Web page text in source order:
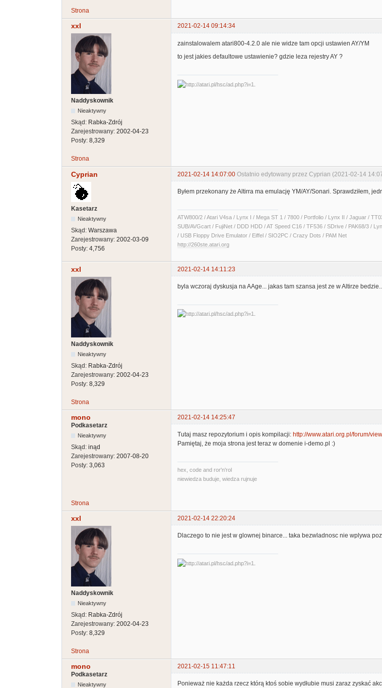
Strona
xxl 2021-02-14 09:14:34
Naddyskownik
Nieaktywny
Skąd: Rabka-Zdrój
Zarejestrowany: 2002-04-23
Posty: 8,329
zainstalowalem atari800-4.2.0 ale nie widze tam opcji ustawien AY/YM
to jest jakies defaultowe ustawienie? gdzie leza rejestry AY ?
Strona
Cyprian 2021-02-14 14:07:00 Ostatnio edytowany przez Cyprian (2021-02-14
Kasetarz
Nieaktywny
Skąd: Warszawa
Zarejestrowany: 2002-03-09
Posty: 4,756
Byłem przekonany że Altirra ma emulację YM/AY/Sonari. Sprawdziłem,
ATW800/2 / Atari V4sa / Lynx I / Mega ST 1 / 7800 / Portfolio / Lynx II / Jaguar /
SUB/AVGcart / FujiNet / DDD HDD / AT Speed C16 / TF536 / SDrive / PAK68/3 /
/ USB Floppy Drive Emulator / Eiffel / SIO2PC / Crazy Dots / PAM Net
http://260ste.atari.org
xxl 2021-02-14 14:11:23
Naddyskownik
Nieaktywny
Skąd: Rabka-Zdrój
Zarejestrowany: 2002-04-23
Posty: 8,329
byla wczoraj dyskusja na AAge... jakas tam szansa jest ze w Altirze
Strona
mono
2021-02-14 14:25:47
Podkasetarz
Nieaktywny
Skąd: inąd
Zarejestrowany: 2007-08-20
Posty: 3,063
Tutaj masz repozytorium i opis kompilacji: http://www.atari.org.pl/forum/
Pamiętaj, że moja strona jest teraz w domenie i-demo.pl :)
hex, code and ror'n'rol
niewiedza buduje, wiedza rujnuje
Strona
xxl 2021-02-14 22:20:24
Naddyskownik
Nieaktywny
Skąd: Rabka-Zdrój
Zarejestrowany: 2002-04-23
Posty: 8,329
Dlaczego to nie jest w glownej binarce... taka bezwladnosc nie wplywa
Strona
mono
2021-02-15 11:47:11
Podkasetarz
Nieaktywny
Ponieważ nie każda rzecz którą ktoś sobie wydłubie musi zaraz zyskać